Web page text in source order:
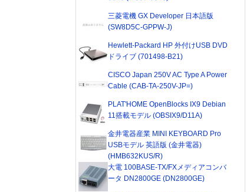
三菱電機 GX Developer 日本語版
(SW8D5C-GPPW-J)
Hewlett-Packard HP 外付けUSB DVD
ドライブ (701498-B21)
CISCO Japan 250V AC Type A Power
Cable (CAB-TA-250V-JP=)
PLAT'HOME OpenBlocks IX9 Debian
11搭載モデル (OBSIX9/D11A)
金井電器産業 MINI KEYBOARD Pro
USBモデル 英語版 (金井電器)
(HMB632KUS/R)
大電 100BASE-TX/FXメディアコンバ
ータ DN2800GE (DN2800GE)